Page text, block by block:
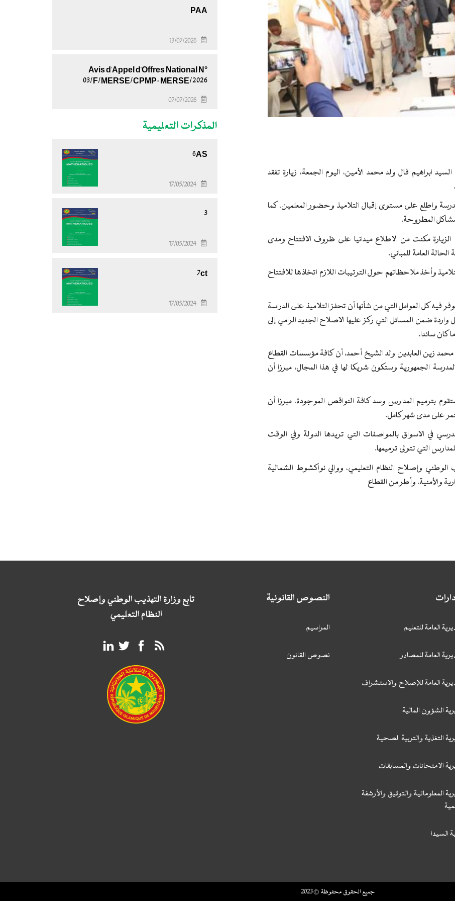
PAA
13/07/2026
Avis d'Appel d'Offres National N°
03/F/MERSE/CPMP-MERSE/2026
07/07/2026
المذكرات التعليمية
6AS
17/05/2024
3
17/05/2024
7ct
17/05/2024
ابراهيم فال ولد محمد الأمين، اليوم الجمعة، زيارة تفقد
واطلع على مستوى إقبال التلاميذ وحضور المعلمين، كما
المطروحة.
الزيارة مكنت من الاطلاع ميدانيا على ظروف الافتتاح ومدى
العامة للمباني.
وأخذ ملاحظاتهم حول الترتيبات اللازم اتخاذها للافتتاح
كل العوامل التي من شأنها أن تحفز التلاميذ على الدراسة
واردة ضمن المسائل التي ركز عليها الاصلاح الجديد الرامي إلى
كان سائدا.
محمد زين العابدين ولد الشيخ أحمد، أن كافة مؤسسات القطاع
الجمهورية وستكون شريكا لها في هذا المجال، مبرزا أن
بترميم المدارس وسد كافة النواقص الموجودة، مبرزا أن
على مدى شهر كامل.
في الاسواق بالمواصفات التي تريدها الدولة وفي الوقت
التي تتولى ترميمها.
الوطني وإصلاح النظام التعليمي، ووالي نواكشوط الشمالية
والأمنية، وأطر من القطاع
تابع وزارة التهذيب الوطني وإصلاح
النظام التعليمي
النصوص القانونية
المراسيم
نصوص القانون
العامة للتعليم
العامة للمصادر
العامة للإصلاح والاستشراف
الشؤون المالية
التغذية والتربية الصحية
الامتحانات والمسابقات
المعلوماتية والتوثيق والأرشفة
السيدا
جميع الحقوق محفوظة © 2023